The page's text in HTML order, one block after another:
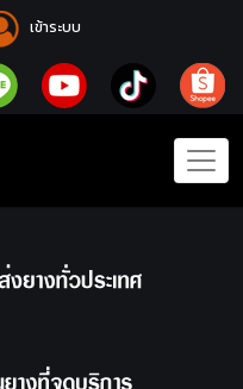
เข้าระบบ